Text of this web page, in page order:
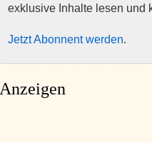
exklusive Inhalte lesen und
Jetzt Abonnent werden.
Anzeigen